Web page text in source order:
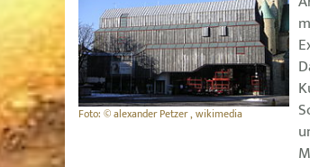
Foto: © alexander Petzer , wikimedia